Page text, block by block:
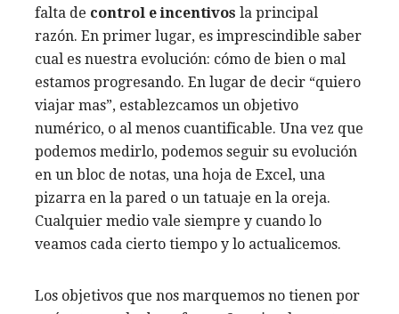
falta de control e incentivos la principal
razón. En primer lugar, es imprescindible saber
cual es nuestra evolución: cómo de bien o mal
estamos progresando. En lugar de decir “quiero
viajar mas”, establezcamos un objetivo
numérico, o al menos cuantificable. Una vez que
podemos medirlo, podemos seguir su evolución
en un bloc de notas, una hoja de Excel, una
pizarra en la pared o un tatuaje en la oreja.
Cualquier medio vale siempre y cuando lo
veamos cada cierto tiempo y lo actualicemos.
Los objetivos que nos marquemos no tienen por